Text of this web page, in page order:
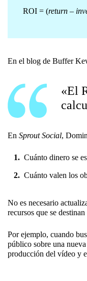
ROI = (return –
En el blog de Buffer
«El
En Sprout Social,
Cuánto dinero se
Cuánto valen los
No es necesario
recursos que se
Por ejemplo, cuando
público sobre una
producción del vídeo y